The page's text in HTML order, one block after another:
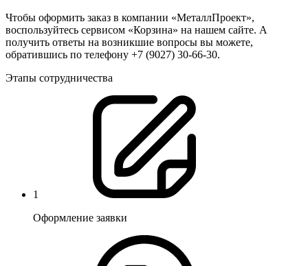
Чтобы оформить заказ в компании «МеталлПроект»,
воспользуйтесь сервисом «Корзина» на нашем сайте. А
получить ответы на возникшие вопросы вы можете,
обратившись по телефону +7 (9027) 30-66-30.
Этапы сотрудничества
1
Оформление заявки